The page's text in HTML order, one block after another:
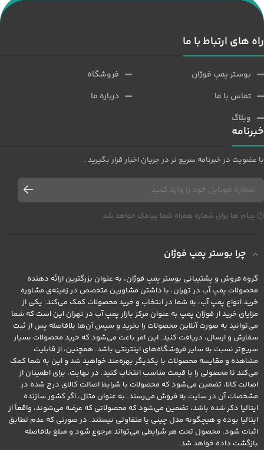
راه های ارتباط با ما
بوستر پمپ فوژان
تماس با ما
وبلاگ
فروشگاه
درباره ما
خبرنامه
با عضویت در خبرنامه سریع تر در جریان اخبار قرار بگیرید .
پیام ها برای شماره همراه شما پیامک خواهد شد
چرا بوستر پمپ فوژان
گروه فروش و پشتیبانی بوستر پمپ فوژان، به عنوان بزرگترین ارائه دهنده
محصولات پمپ آب در تهران، با داشتن مشاورین متخصص در زمینه‌ی مشاوره
خرید انواع پمپ آب، به شما در انتخاب و خرید محصولات کمک می‌کند. یکی از
مزایای خرید از فوژان پمپ به عنوان مرکز بازار پمپ آب در تهران این است که شما
می‌توانید به صورت آنلاین محصولات را بخرید و سپس آن‌ها بلافاصله پس از ثبت
سفارش و ارسال، دریافت کنید. این امر باعث می‌شود که خرید محصولات بسیار
سریع‌تر نسبت به سایر فروشگاه‌های اینترنتی باشد. همچنین، از قابلیت
مشاهده و مقایسه محصولات با یکدیگر بهره‌مند خواهید شد و این به شما کمک
می‌کند تا محصولی را با قیمت مناسب انتخاب کنید. در نهایت، برای اطمینان از
اصالت کالا، تضمین می‌شود که محصولات با شرایط اصالت کالای درج شده در
مشخصات آن در سایت به فروش می‌رسند. به عنوان مثال، اگر کشور سازنده
ایتالیا ذکر شده باشد، تضمین می‌شود که محصولاتی که عرضه می‌شوند، واقعاً از
ایتالیا بوده و هیچگونه مدل چینی یا متفاوتی نیستند. در صورتی که عدم تطابق
اثبات شود، محصول تحت هر شرایطی می‌تواند مرجوع شود و مبلغ بلافاصله
بازگشت داده خواهد شد.